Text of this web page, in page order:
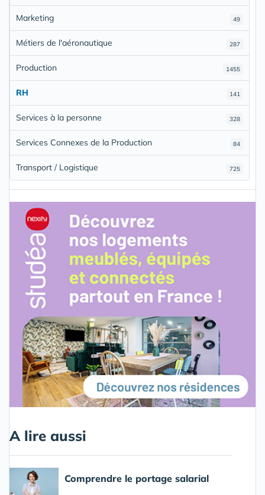
49
Marketing
287
Métiers de l'aéronautique
1455
Production
141
RH
328
Services à la personne
84
Services Connexes de la Production
725
Transport / Logistique
A lire aussi
Comprendre le portage salarial